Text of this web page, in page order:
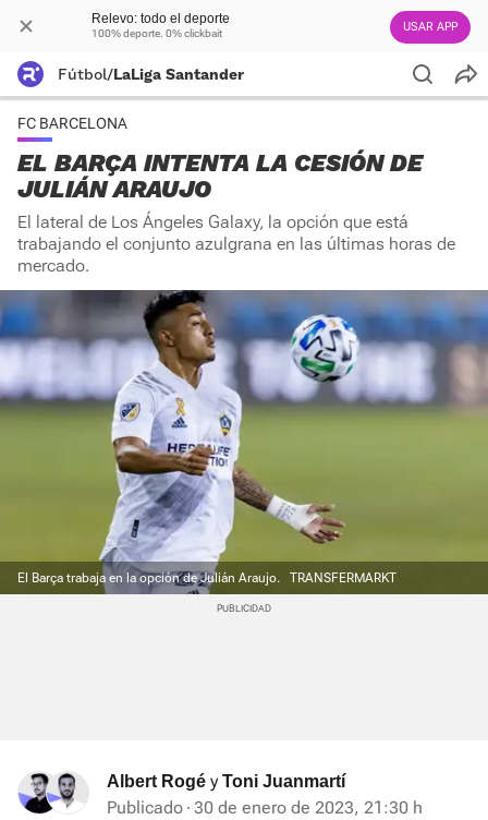
Relevo: todo el deporte
100% deporte. 0% clickbait USAR APP
Fútbol/LaLiga Santander
FC BARCELONA
EL BARÇA INTENTA LA CESIÓN DE
JULIÁN ARAUJO
El lateral de Los Ángeles Galaxy, la opción que está
trabajando el conjunto azulgrana en las últimas horas de
mercado.
El Barça trabaja en la opción de Julián Araujo. TRANSFERMARKT
Albert Rogé yToni Juanmartí
Publicado 30 de enero de 2023, 21:30 h